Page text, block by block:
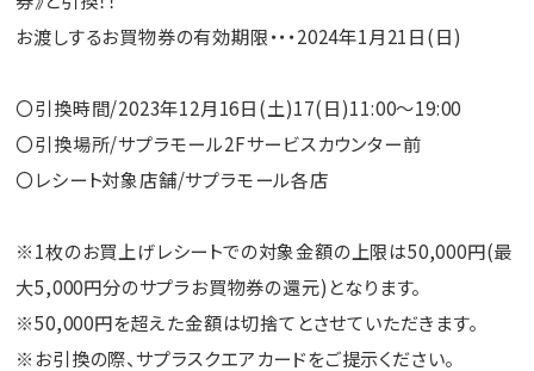
お渡しするお買物券の有効期限・・・2024年1月21日(日)
〇引換時間/2023年12月16日(土)17(日)11:00～19:00
〇引換場所/サプラモール2Fサービスカウンター前
〇レシート対象店舗/サプラモール各店
※1枚のお買上げレシートでの対象金額の上限は50,000円(最
大5,000円分のサプラお買物券の還元)となります。
※50,000円を超えた金額は切捨てとさせていただきます。
※お引換の際、サプラスクエアカードをご提示ください。